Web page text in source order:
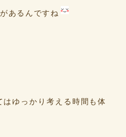
あるんですね
ゆっかり考える時間も体